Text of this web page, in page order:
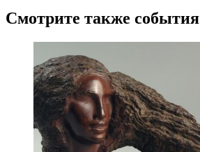
Смотрите также события